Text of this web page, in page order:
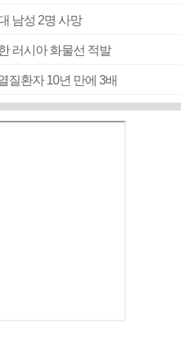
남성 2명 사망
러시아 화물선 적발
질환자 10년 만에 3배